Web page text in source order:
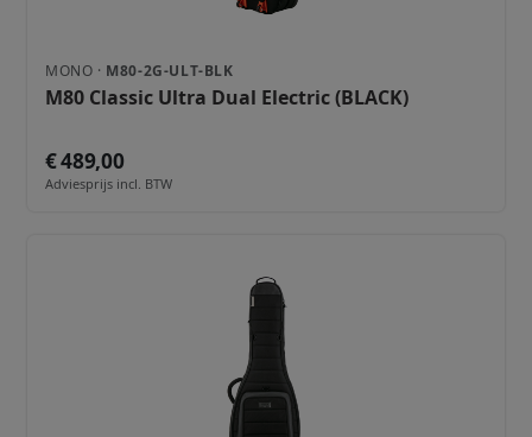
MONO · M80-2G-ULT-BLK
M80 Classic Ultra Dual Electric (BLACK)
€ 489,00
Adviesprijs incl. BTW